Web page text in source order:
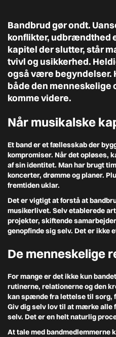
Bandbrud gør ondt.
konflikter, udbrændthed
kapitel der slutter, står
tvivl og usikkerhed.
også være begyndelser.
både den menneskelige
komme videre.
Når musikalske
Et band er et fællesskab der
kompromiser. Når det opløses,
af sin identitet. Man har brugt
koncerter, drømme og planer.
fremtiden uklar.
Det er vigtigt at forstå at
musikerlivet. Selv etablerede
projekter, skiftende
genopfinde sig selv. Det er ikke
De menneskelige
For mange er det ikke kun
rutinerne, relationerne og den
kan spænde fra lettelse til sorg,
Giv dig selv lov til at mærke alle
selv. Det er en helt naturlig
At tale med